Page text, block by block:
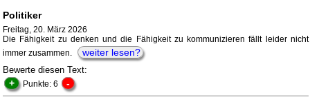
Politiker
Freitag, 20. März 2026
Die Fähigkeit zu denken und die Fähigkeit zu kommunizieren fällt leider nicht
immer zusammen.
weiter lesen?
Bewerte diesen Text:
+ Punkte: 6 -